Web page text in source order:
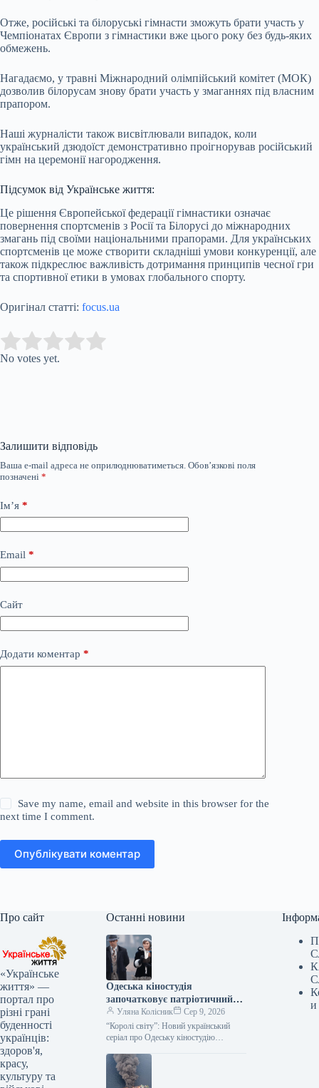
Отже, російські та білоруські гімнасти зможуть брати участь у
Чемпіонатах Європи з гімнастики вже цього року без будь-яких
обмежень.
Нагадаємо, у травні Міжнародний олімпійський комітет (МОК)
дозволив білорусам знову брати участь у змаганнях під власним
прапором.
Наші журналісти також висвітлювали випадок, коли
український дзюдоїст демонстративно проігнорував російський
гімн на церемонії нагородження.
Підсумок від Українське життя:
Це рішення Європейської федерації гімнастики означає
повернення спортсменів з Росії та Білорусі до міжнародних
змагань під своїми національними прапорами. Для українських
спортсменів це може створити складніші умови конкуренції, але
також підкреслює важливість дотримання принципів чесної гри
та спортивної етики в умовах глобального спорту.
Оригінал статті: focus.ua
Rate this item:
No votes yet.
Залишити відповідь
Ваша e-mail адреса не оприлюднюватиметься. Обов’язкові поля
позначені *
Ім’я *
Email *
Сайт
Додати коментар *
Save my name, email and website in this browser for the
next time I comment.
Опублікувати коментар
Про сайт
«Українське
життя» —
портал про
різні грані
буденності
українців:
здоров'я,
красу,
культуру та
Останні новини
Одеська кіностудія
започатковує патріотичний
серіал «Королі світу»
Уляна Колісник
Сер 9, 2026
“Королі світу”: Новий український
серіал про Одеську кіностудію
Компанія-виробник успішно пройшла
конкурсний відбір Міністерства
культури України, здобувши…
и